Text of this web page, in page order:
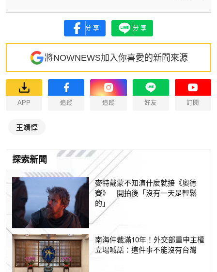
分享 分享
將NOWNEWS加入你喜愛的新聞來源
APP 追蹤 追蹤 好友 訂閱
王靖惇
探索新聞
麥特戴蒙不知演什麼就接《奧德
賽》 開拍後「沒有一天是輕鬆
的」
南海仲裁滿10年！外交部重申主權
立場喊話：這件事不能沒有台灣